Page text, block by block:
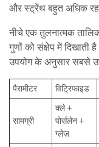
और स्ट्रेंथ बहुत अधिक
नीचे एक तुलनात्मक
गुणों को संक्षेप में
उपयोग के अनुसार सबसे
पैरामीटर विट्रिफाइड
सामग्री
क्ले +
पोर्सलेन +
ग्लेज़